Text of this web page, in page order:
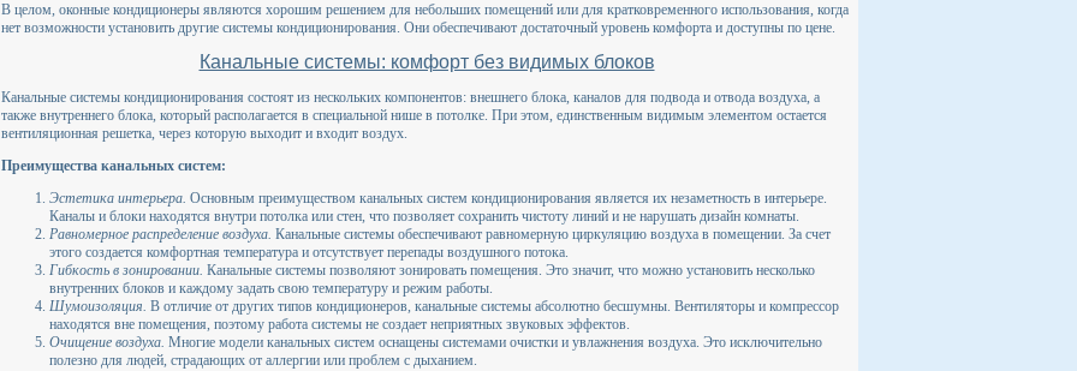
В целом, оконные кондиционеры являются хорошим решением для небольших помещений или для кратковременного использования, когда
нет возможности установить другие системы кондиционирования. Они обеспечивают достаточный уровень комфорта и доступны по цене.
Канальные системы: комфорт без видимых блоков
Канальные системы кондиционирования состоят из нескольких компонентов: внешнего блока, каналов для подвода и отвода воздуха, а
также внутреннего блока, который располагается в специальной нише в потолке. При этом, единственным видимым элементом остается
вентиляционная решетка, через которую выходит и входит воздух.
Преимущества канальных систем:
Эстетика интерьера. Основным преимуществом канальных систем кондиционирования является их незаметность в интерьере.
Каналы и блоки находятся внутри потолка или стен, что позволяет сохранить чистоту линий и не нарушать дизайн комнаты.
Равномерное распределение воздуха. Канальные системы обеспечивают равномерную циркуляцию воздуха в помещении. За счет
этого создается комфортная температура и отсутствует перепады воздушного потока.
Гибкость в зонировании. Канальные системы позволяют зонировать помещения. Это значит, что можно установить несколько
внутренних блоков и каждому задать свою температуру и режим работы.
Шумоизоляция. В отличие от других типов кондиционеров, канальные системы абсолютно бесшумны. Вентиляторы и компрессор
находятся вне помещения, поэтому работа системы не создает неприятных звуковых эффектов.
Очищение воздуха. Многие модели канальных систем оснащены системами очистки и увлажнения воздуха. Это исключительно
полезно для людей, страдающих от аллергии или проблем с дыханием.